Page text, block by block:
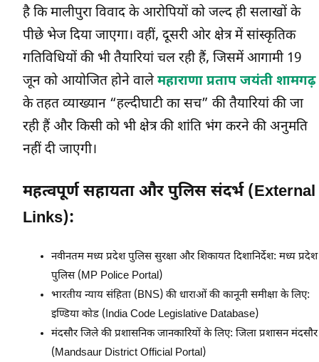
है कि मालीपुरा विवाद के आरोपियों को जल्द ही सलाखों के
पीछे भेज दिया जाएगा। वहीं, दूसरी ओर क्षेत्र में सांस्कृतिक
गतिविधियों की भी तैयारियां चल रही हैं, जिसमें आगामी 19
जून को आयोजित होने वालेमहाराणा प्रताप जयंती शामगढ़
के तहत व्याख्यान “हल्दीघाटी का सच” की तैयारियां की जा
रही हैं और किसी को भी क्षेत्र की शांति भंग करने की अनुमति
नहीं दी जाएगी।
महत्वपूर्ण सहायता और पुलिस संदर्भ (External
Links):
नवीनतम मध्य प्रदेश पुलिस सुरक्षा और शिकायत दिशानिर्देश: मध्य प्रदेश
पुलिस (MP Police Portal)
भारतीय न्याय संहिता (BNS) की धाराओं की कानूनी समीक्षा के लिए:
इण्डिया कोड (India Code Legislative Database)
मंदसौर जिले की प्रशासनिक जानकारियों के लिए: जिला प्रशासन मंदसौर
(Mandsaur District Official Portal)